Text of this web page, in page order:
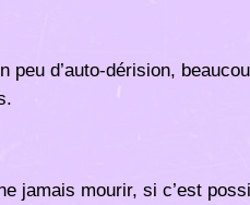
peu d’auto-dérision,
jamais mourir, si c’est